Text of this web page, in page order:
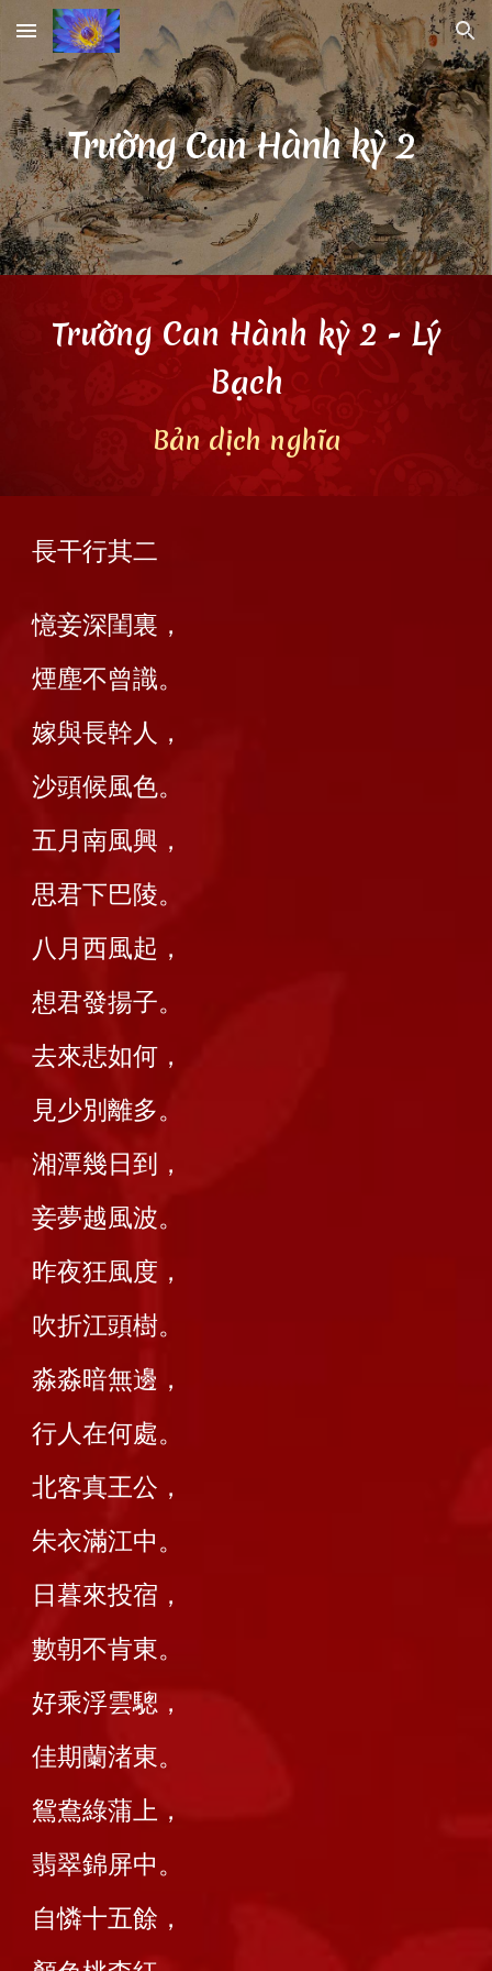
Skip to main content Skip to navigation
Trường Can Hành kỳ 2
Trường Can Hành kỳ 2 - Lý
Bạch
Bản dịch nghĩa
長干行其二
憶妾深閨裏，
煙塵不曾識。
嫁與長幹人，
沙頭候風色。
五月南風興，
思君下巴陵。
八月西風起，
想君發揚子。
去來悲如何，
見少別離多。
湘潭幾日到，
妾夢越風波。
昨夜狂風度，
吹折江頭樹。
淼淼暗無邊，
行人在何處。
北客真王公，
朱衣滿江中。
日暮來投宿，
數朝不肯東。
好乘浮雲驄，
佳期蘭渚東。
鴛鴦綠蒲上，
翡翠錦屏中。
自憐十五餘，